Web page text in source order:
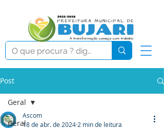
Post
Geral
Geral
Ascom
18 de abr. de 2024 2 min de leitura